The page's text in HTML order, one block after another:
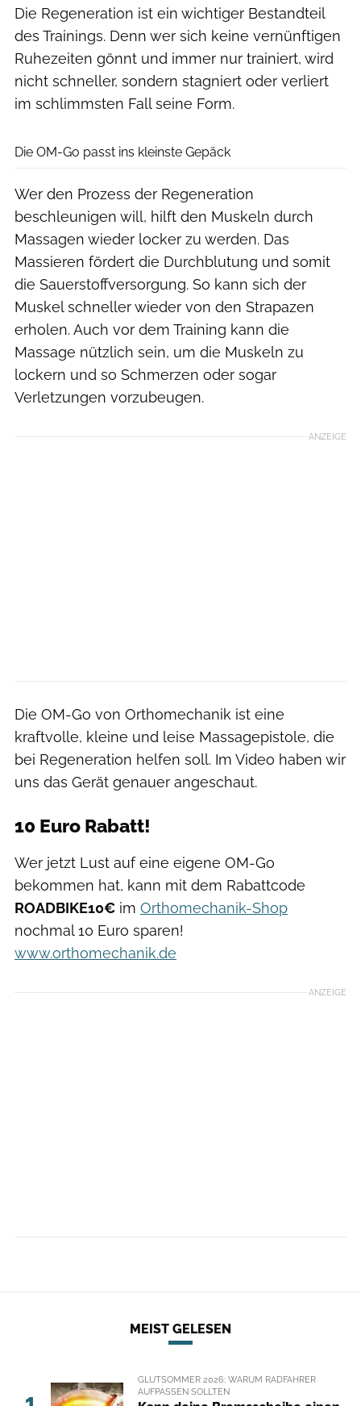
Die Regeneration ist ein wichtiger Bestandteil
des Trainings. Denn wer sich keine vernünftigen
Ruhezeiten gönnt und immer nur trainiert, wird
nicht schneller, sondern stagniert oder verliert
im schlimmsten Fall seine Form.
Die OM-Go passt ins kleinste Gepäck
Wer den Prozess der Regeneration
beschleunigen will, hilft den Muskeln durch
Massagen wieder locker zu werden. Das
Massieren fördert die Durchblutung und somit
die Sauerstoffversorgung. So kann sich der
Muskel schneller wieder von den Strapazen
erholen. Auch vor dem Training kann die
Massage nützlich sein, um die Muskeln zu
lockern und so Schmerzen oder sogar
Verletzungen vorzubeugen.
ANZEIGE
Die OM-Go von Orthomechanik ist eine
kraftvolle, kleine und leise Massagepistole, die
bei Regeneration helfen soll. Im Video haben wir
uns das Gerät genauer angeschaut.
10 Euro Rabatt!
Wer jetzt Lust auf eine eigene OM-Go
bekommen hat, kann mit dem Rabattcode
ROADBIKE10€ im Orthomechanik-Shop
nochmal 10 Euro sparen!
www.orthomechanik.de
ANZEIGE
MEIST GELESEN
GLUTSOMMER 2026: WARUM RADFAHRER
AUFPASSEN SOLLTEN